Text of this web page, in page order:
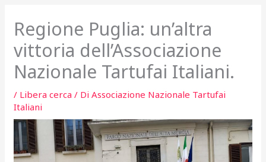
Regione Puglia: un’altra
vittoria dell’Associazione
Nazionale Tartufai Italiani.
/ Libera cerca / DiAssociazione Nazionale Tartufai
Italiani